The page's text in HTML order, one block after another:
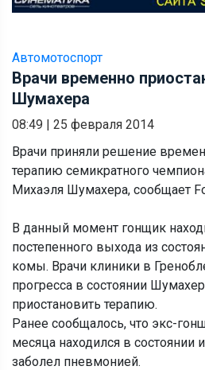
Автомотоспорт
Врачи временно
Шумахера
08:49 | 25 февраля 2014
Врачи приняли решение
терапию семикратного
Михаэля Шумахера, сообщает
В данный момент гонщик
постепенного выхода из
комы. Врачи клиники в
прогресса в состоянии
приостановить терапию.
Ранее сообщалось, что экс-
месяца находился в состоянии
заболел пневмонией.